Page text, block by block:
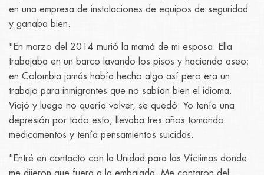
en una empresa de instalaciones de equipos de seguridad
y ganaba bien.
"En marzo del 2014 murió la mamá de mi esposa. Ella
trabajaba en un barco lavando los pisos y haciendo aseo;
en Colombia jamás había hecho algo así pero era un
trabajo para inmigrantes que no sabían bien el idioma.
Viajó y luego no quería volver, se quedó. Yo tenía una
depresión por todo esto, llevaba tres años tomando
medicamentos y tenía pensamientos suicidas.
"Entré en contacto con la Unidad para las Víctimas donde
me dijeron que fuera a la embajada. Me contaron del